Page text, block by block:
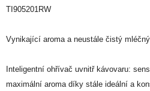
TI905201RW
Vynikající aroma a neustále čistý
Inteligentní ohřívač uvnitř kávovaru:
maximální aroma díky stále ideální a